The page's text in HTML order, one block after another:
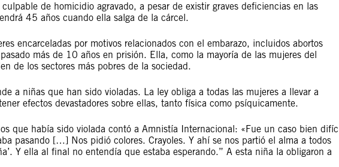
de homicidio agravado, a pesar de existir graves deficiencias en las
45 años cuando ella salga de la cárcel.
encarceladas por motivos relacionados con el embarazo, incluidos abortos
más de 10 años en prisión. Ella, como la mayoría de las mujeres del
de los sectores más pobres de la sociedad.
a niñas que han sido violadas. La ley obliga a todas las mujeres a llevar a
efectos devastadores sobre ellas, tanto física como psíquicamente.
que había sido violada contó a Amnistía Internacional: «Fue un caso bien
pasando […] Nos pidió colores. Crayoles. Y ahí se nos partió el alma a todos
Y ella al final no entendía que estaba esperando.” A esta niña la obligaron a